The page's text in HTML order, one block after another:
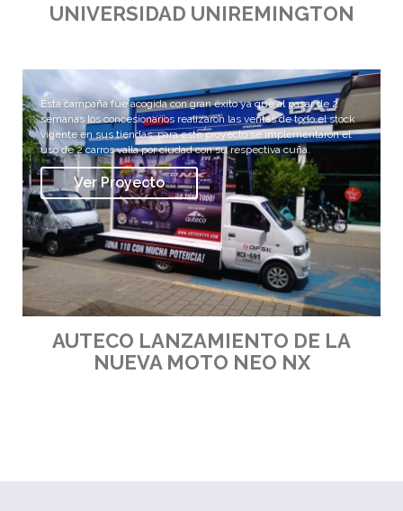
UNIVERSIDAD UNIREMINGTON
Esta campaña fue acogida con gran éxito ya que al pasar de 2
semanas los concesionarios realizaron las ventas de todo el stock
vigente en sus tiendas, para este proyecto se implementaron el
uso de 2 carros valla por ciudad con su respectiva cuña.
Ver Proyecto
AUTECO LANZAMIENTO DE LA
NUEVA MOTO NEO NX